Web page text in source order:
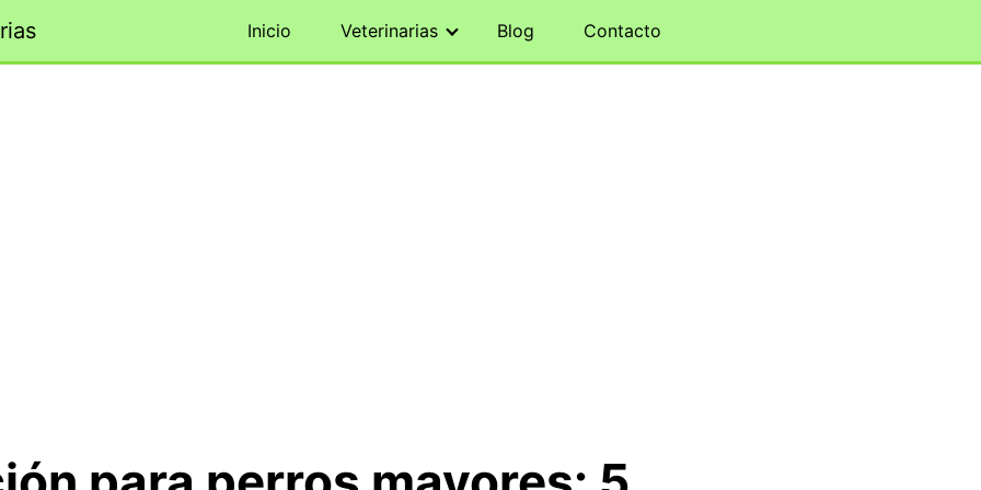
Inicio Veterinarias Blog Contacto